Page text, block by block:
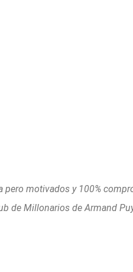
pero motivados y 100%
de Millonarios de Armand